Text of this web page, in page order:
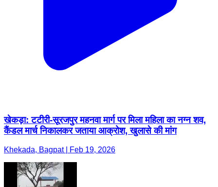
खेकड़ा: टटीरी-सूरजपुर महनवा मार्ग पर मिला महिला का नग्न शव,
कैंडल मार्च निकालकर जताया आक्रोश, खुलासे की मांग
Khekada, Bagpat | Feb 19, 2026